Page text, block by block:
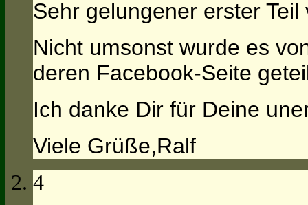
Sehr gelungener erster
Nicht umsonst wurde es
deren Facebook-Seite
Ich danke Dir für Deine
Viele Grüße,Ralf
4